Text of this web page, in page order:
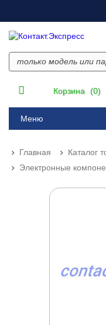
Корзина (0)
Меню
Главная
Каталог
Электронные